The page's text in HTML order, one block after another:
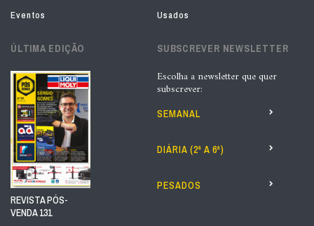
Eventos
Usados
ÚLTIMA EDIÇÃO
REVISTA PÓS-
VENDA 131
SUBSCREVER NEWSLETTER
Escolha a newsletter que quer
subscrever:
SEMANAL
DIÁRIA (2ª A 6ª)
PESADOS